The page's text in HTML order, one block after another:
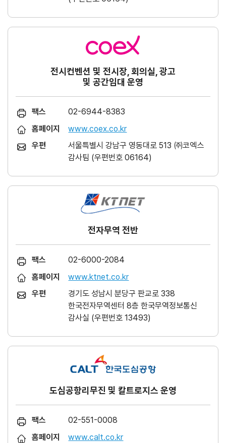
전시컨벤션 및 전시장, 회의실, 광고
및 공간임대 운영
팩스
02-6944-8383
홈페이지
www.coex.co.kr
우편
서울특별시 강남구 영동대로 513 ㈜코엑스
감사팀 (우편번호 06164)
전자무역 전반
팩스
02-6000-2084
홈페이지
www.ktnet.co.kr
우편
경기도 성남시 분당구 판교로 338
한국전자무역센터 8층 한국무역정보통신
감사실 (우편번호 13493)
도심공항리무진 및 칼트로지스 운영
팩스
02-551-0008
홈페이지
www.calt.co.kr